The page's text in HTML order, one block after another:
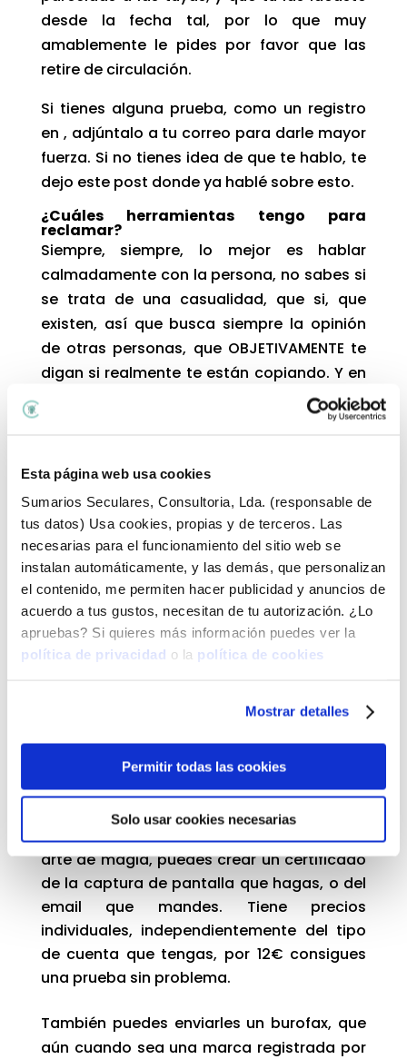
Esta página web usa cookies
Sumarios Seculares, Consultoria, Lda. (responsable de
tus datos) Usa cookies, propias y de terceros. Las
necesarias para el funcionamiento del sitio web se
instalan automáticamente, y las demás, que personalizan
el contenido, me permiten hacer publicidad y anuncios de
acuerdo a tus gustos, necesitan de tu autorización. ¿Lo
apruebas? Si quieres más información puedes ver la
política de privacidad o la política de cookies
Mostrar detalles
Permitir todas las cookies
Solo usar cookies necesarias
desde la fecha tal, por lo que muy
amablemente le pides por favor que las
retire de circulación.
Si tienes alguna prueba, como un registro
en , adjúntalo a tu correo para darle mayor
fuerza. Si no tienes idea de que te hablo, te
dejo este post donde ya hablé sobre esto.
¿Cuáles herramientas tengo para
reclamar?
Siempre, siempre, lo mejor es hablar
calmadamente con la persona, no sabes si
se trata de una casualidad, que si, que
existen, así que busca siempre la opinión
de otras personas, que OBJETIVAMENTE te
digan si realmente te están copiando. Y en
la gran mayoría de los casos, la persona
borra todo, y esto se queda por aquí y no
Si ya recurriste a esto y el personaje sigue
con sus publicaciones, nuestros amigos de
, como siempre mi herramienta favorita,
tienen varias opciones que te pueden
ayudar muchísimo, sin tener que andar
dando vueltas por tu ciudad como pelota
de ping pong. Veamos algunas de ellas:
podrás emitir un email certificado con
fecha y demás datos importantes donde
dejarás constancia que hiciste un primer
contacto
Safe Stamper: Para evitar que esa única
prueba que tenías desaparezca como por
arte de magia, puedes crear un certificado
de la captura de pantalla que hagas, o del
email que mandes. Tiene precios
individuales, independientemente del tipo
de cuenta que tengas, por 12€ consigues
una prueba sin problema.
También puedes enviarles un burofax, que
aún cuando sea una marca registrada por